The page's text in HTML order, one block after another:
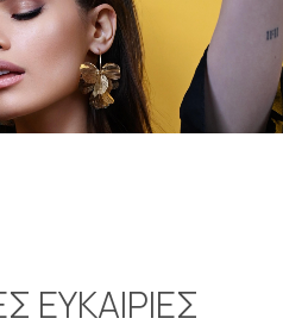
ΕΥΚΑΙΡΙΕΣ